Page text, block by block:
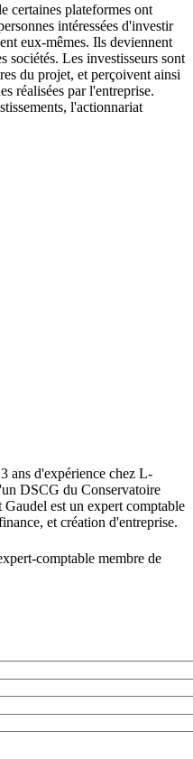
certaines plateformes ont
intéressées d'investir
eux-mêmes. Ils deviennent
sociétés. Les investisseurs sont
du projet, et perçoivent ainsi
​​réalisées par l'entreprise.
l'actionnariat
ans d'expérience chez L-
DSCG du Conservatoire
est un expert comptable
et création d'entreprise.
comptable membre de